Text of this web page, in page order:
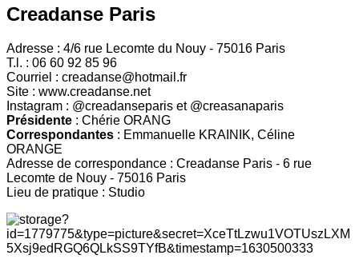
Creadanse Paris
Adresse : 4/6 rue Lecomte du Nouy - 75016 Paris
T.l. : 06 60 92 85 96
Courriel : creadanse@hotmail.fr
Site : www.creadanse.net
Instagram : @creadanseparis et @creasanaparis
Présidente : Chérie ORANG
Correspondantes : Emmanuelle KRAINIK, Céline
ORANGE
Adresse de correspondance : Creadanse Paris - 6 rue
Lecomte de Nouy - 75016 Paris
Lieu de pratique : Studio